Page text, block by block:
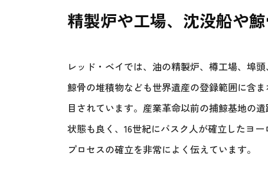
精製炉や工場、沈没船や
レッド・ベイでは、油の精製炉、樽工場、埠
鯨骨の堆積物なども世界遺産の登録範囲に含
目されています。産業革命以前の捕鯨基地の
状態も良く、16世紀にバスク人が確立したヨ
プロセスの確立を非常によく伝えています。